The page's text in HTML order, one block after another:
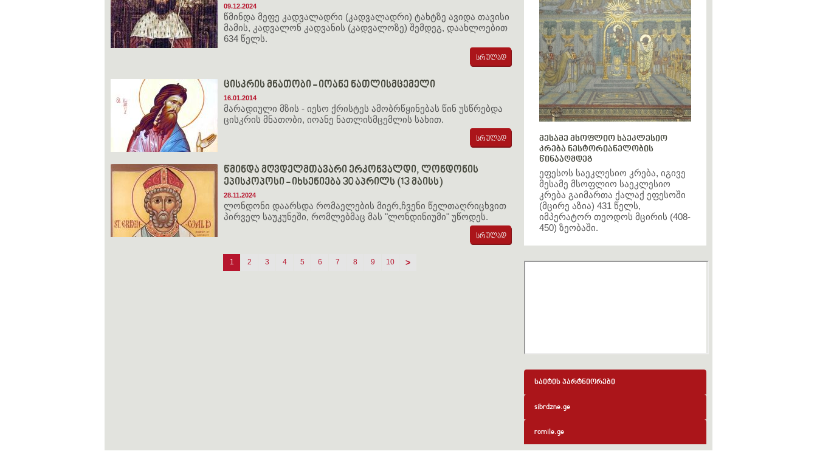
09.12.2024
წმინდა მეფე კადვალადრი (კადვალადრი) ტახტზე ავიდა თავისი
მამის, კადვალონ კადვანის (კადვალოზე) შემდეგ, დაახლოებით
634 წელს.
ცისკრის მნათობი - იოანე ნათლისმცემელი
16.01.2014
მარადიული მზის - იესო ქრისტეს ამობრწყინებას წინ უსწრებდა
ცისკრის მნათობი, იოანე ნათლისმცემლის სახით.
წმინდა მღვდელმთავარი ერკონვალდი, ლონდონის
ეპისკოპოსი - იხსენიება 30 აპრილს (13 მაისს)
28.11.2024
ლონდონი დაარსდა რომაელების მიერ,ჩვენი წელთაღრიცხვით
პირველ საუკუნეში, რომლებმაც მას "ლონდინიუმი" უწოდეს.
1 2 3 4 5 6 7 8 9 10 >
მესამე მსოფლიო საეკლესიო
კრება ნესტორიანელობის
წინააღმდეგ
ეფესოს საეკლესიო კრება, იგივე
მესამე მსოფლიო საეკლესიო
კრება გაიმართა ქალაქ ეფესოში
(მცირე აზია) 431 წელს,
იმპერატორ თეოდოს მცირის (408-
450) ზეობაში.
საიტის პარტნიორები
sibrdzne.ge
romile.ge